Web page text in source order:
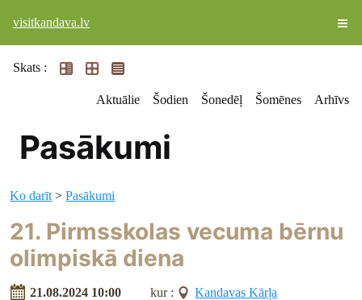
visitkandava.lv
Skats :
Aktuālie Šodien Šonedēļ Šomēnes Arhīvs
Pasākumi
Ko darīt >Pasākumi
21. Pirmsskolas vecuma bērnu
olimpiskā diena
21.08.2024 10:00 kur :
Kandavas Kārļa